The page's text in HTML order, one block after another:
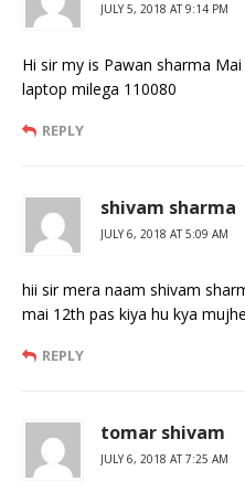
JULY 5, 2018 AT 9:14 PM
Hi sir my is Pawan sharma
laptop milega 110080
REPLY
shivam sharma
JULY 6, 2018 AT 5:09 AM
hii sir mera naam shivam
mai 12th pas kiya hu kya
REPLY
tomar shivam
JULY 6, 2018 AT 7:25 AM